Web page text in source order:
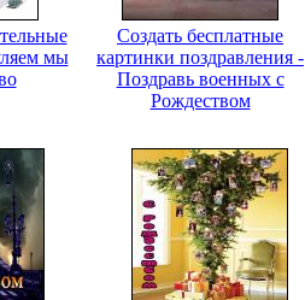
мы
Создать бесплатные
картинки поздравления -
Поздравь военных с
Рождеством